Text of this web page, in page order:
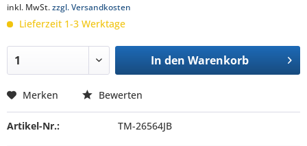
inkl. MwSt.zzgl. Versandkosten
Lieferzeit 1-3 Werktage
In den Warenkorb
Merken Bewerten
Artikel-Nr.: TM-26564JB